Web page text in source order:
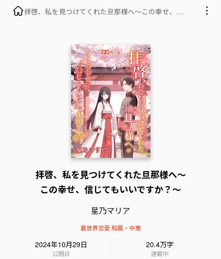
拝啓、私を見つけてくれた旦那様へ〜この幸せ、信
拝啓、私を見つけてくれた旦那様へ〜
この幸せ、信じてもいいですか？〜
星乃マリア
異世界恋愛·和風・中華
2024年10月29日
公開日
20.4万字
連載中